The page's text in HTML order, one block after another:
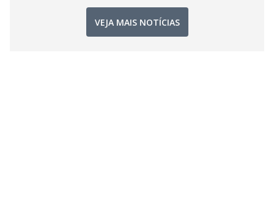
VEJA MAIS NOTÍCIAS